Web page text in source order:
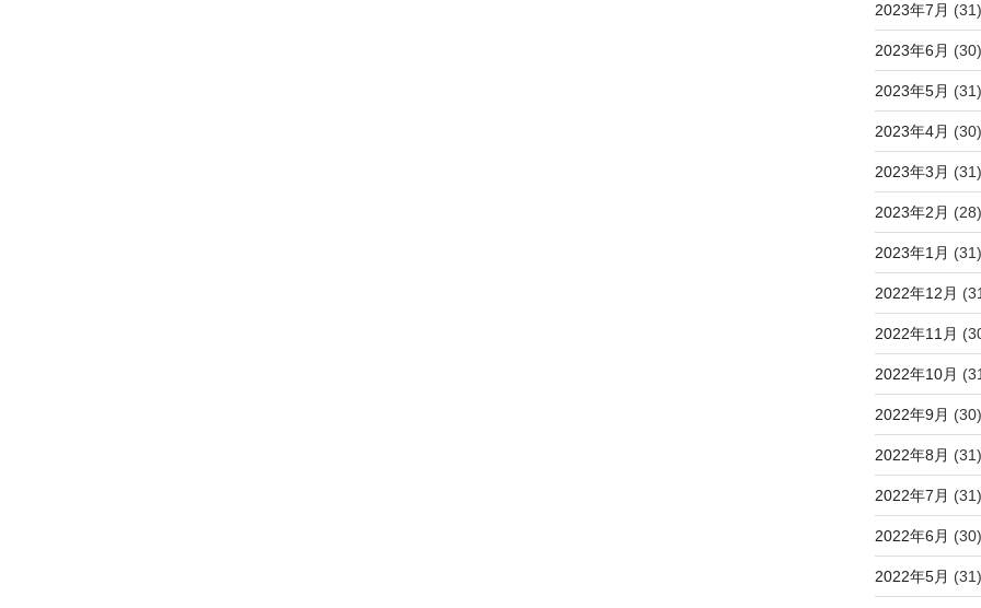
2023年7月 (31)
2023年6月 (30)
2023年5月 (31)
2023年4月 (30)
2023年3月 (31)
2023年2月 (28)
2023年1月 (31)
2022年12月
2022年11月
2022年10月
2022年9月 (30)
2022年8月 (31)
2022年7月 (31)
2022年6月 (30)
2022年5月 (31)